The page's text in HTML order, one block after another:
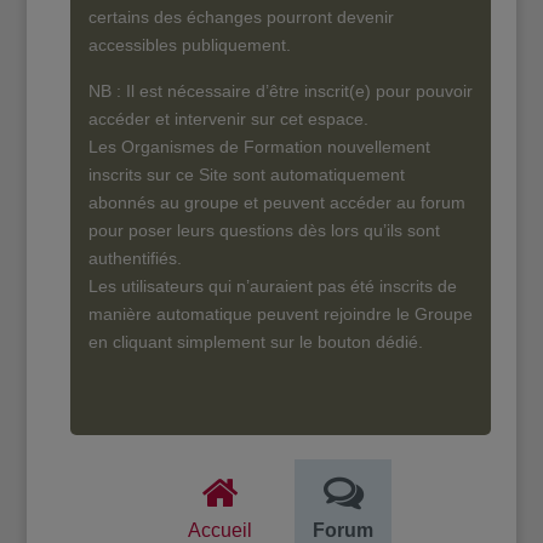
certains des échanges pourront devenir
accessibles publiquement.
NB : Il est nécessaire d’être inscrit(e) pour pouvoir
accéder et intervenir sur cet espace.
Les Organismes de Formation nouvellement
inscrits sur ce Site sont automatiquement
abonnés au groupe et peuvent accéder au forum
pour poser leurs questions dès lors qu’ils sont
authentifiés.
Les utilisateurs qui n’auraient pas été inscrits de
manière automatique peuvent rejoindre le Groupe
en cliquant simplement sur le bouton dédié.
Accueil Forum